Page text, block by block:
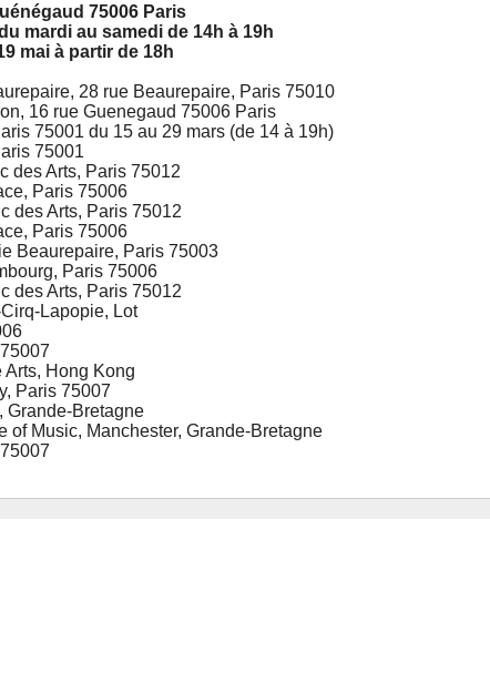
75006 Paris
mardi au samedi de 14h à 19h
mai à partir de 18h
28 rue Beaurepaire, Paris 75010
16 rue Guenegaud 75006 Paris
75001 du 15 au 29 mars (de 14 à 19h)
75001
des Arts, Paris 75012
Paris 75006
des Arts, Paris 75012
Paris 75006
Beaurepaire, Paris 75003
Paris 75006
des Arts, Paris 75012
Lapopie, Lot
Hong Kong
Paris 75007
Grande-Bretagne
of Music, Manchester, Grande-Bretagne